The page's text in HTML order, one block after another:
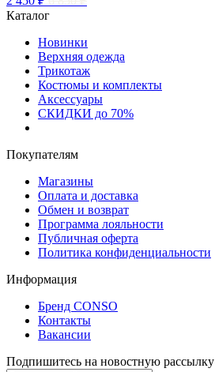
Каталог
Новинки
Верхняя одежда
Трикотаж
Костюмы и комплекты
Аксессуары
СКИДКИ до 70%
Покупателям
Магазины
Оплата и доставка
Обмен и возврат
Программа лояльности
Публичная оферта
Политика конфиденциальности
Информация
Бренд CONSO
Контакты
Вакансии
Подпишитесь на новостную рассылку